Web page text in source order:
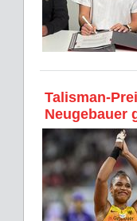
Talisman-
Neugebauer